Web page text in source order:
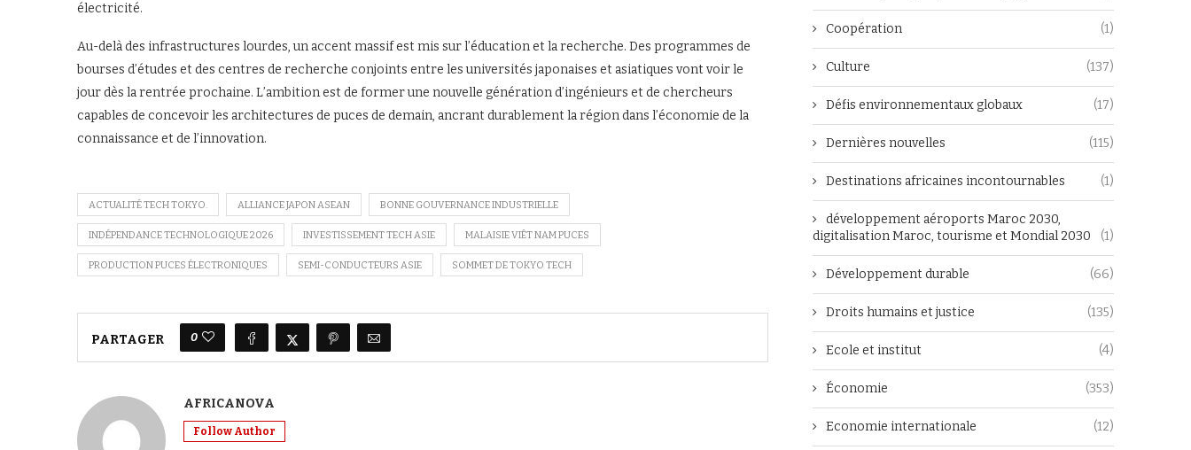
électricité.
Au-delà des infrastructures lourdes, un accent massif est mis sur l’éducation et la recherche. Des programmes de
bourses d’études et des centres de recherche conjoints entre les universités japonaises et asiatiques vont voir le
jour dès la rentrée prochaine. L’ambition est de former une nouvelle génération d’ingénieurs et de chercheurs
capables de concevoir les architectures de puces de demain, ancrant durablement la région dans l’économie de la
connaissance et de l’innovation.
ACTUALITÉ TECH TOKYO. ALLIANCE JAPON ASEAN BONNE GOUVERNANCE INDUSTRIELLE
INDÉPENDANCE TECHNOLOGIQUE 2026 INVESTISSEMENT TECH ASIE MALAISIE VIÊT NAM PUCES
PRODUCTION PUCES ÉLECTRONIQUES SEMI-CONDUCTEURS ASIE SOMMET DE TOKYO TECH
PARTAGER 0
AFRICANOVA
Follow Author
Coopération (1)
Culture (137)
Défis environnementaux globaux (17)
Dernières nouvelles (115)
Destinations africaines incontournables (1)
développement aéroports Maroc 2030,
digitalisation Maroc, tourisme et Mondial 2030
(1)
Développement durable (66)
Droits humains et justice (135)
Ecole et institut (4)
Économie (353)
Economie internationale (12)